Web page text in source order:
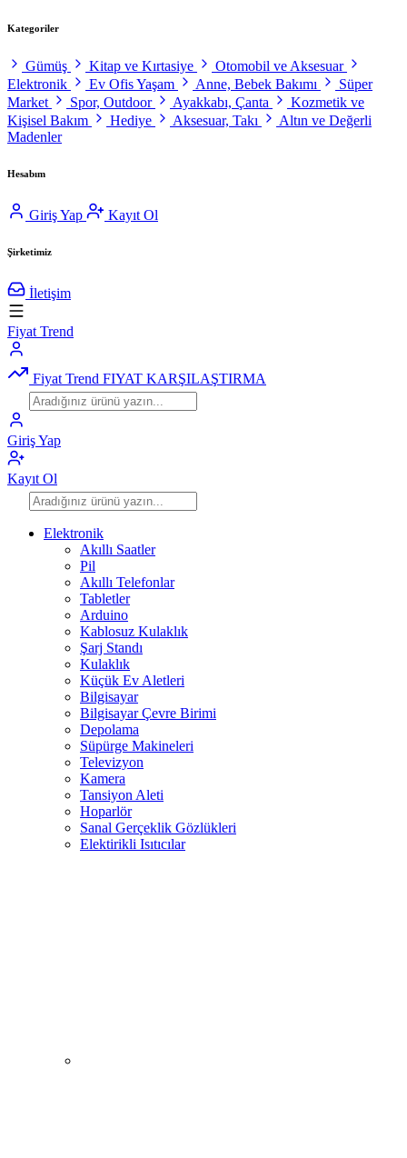
Kategoriler
Gümüş Kitap ve Kırtasiye
Otomobil ve Aksesuar
Elektronik
Ev Ofis Yaşam Anne, Bebek Bakımı
Süper
Market
Spor, Outdoor Ayakkabı, Çanta
Kozmetik ve
Kişisel Bakım
Hediye Aksesuar, Takı
Altın ve Değerli
Madenler
Hesabım
Giriş Yap Kayıt Ol
Şirketimiz
İletişim
Fiyat Trend
Fiyat Trend FIYAT KARŞILAŞTIRMA
Giriş Yap
Kayıt Ol
Elektronik
Akıllı Saatler
Pil
Akıllı Telefonlar
Tabletler
Arduino
Kablosuz Kulaklık
Şarj Standı
Kulaklık
Küçük Ev Aletleri
Bilgisayar
Bilgisayar Çevre Birimi
Depolama
Süpürge Makineleri
Televizyon
Kamera
Tansiyon Aleti
Hoparlör
Sanal Gerçeklik Gözlükleri
Elektirikli Isıtıcılar